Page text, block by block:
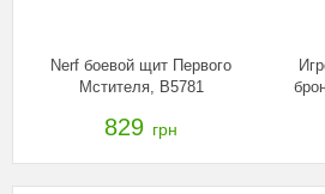
Nerf боевой щит Первого
Мстителя, B5781
829 грн